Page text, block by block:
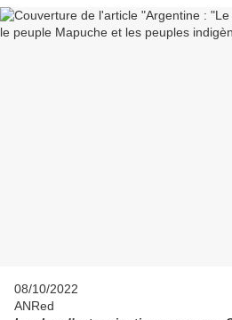
08/10/2022
ANRed